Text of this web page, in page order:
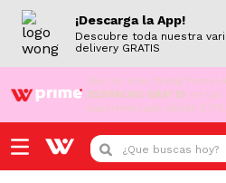
¡Descarga la App!
Descubre toda nuestra
delivery GRATIS
¡Aún no eres Wong Prime!
DESPACHO GRATIS en tus
supermercado desde S/
¿Que buscas hoy?